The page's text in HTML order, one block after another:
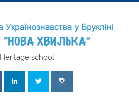
"Нова
Heritage school